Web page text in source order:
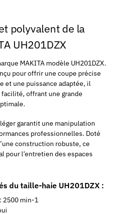
polyvalent de la
UH201DZX
MAKITA modèle UH201DZX.
pour offrir une coupe précise
et une puissance adaptée, il
offrant une grande
garantit une manipulation
professionnelles. Doté
construction robuste, ce
pour l’entretien des espaces
du taille-haie UH201DZX :
2500 min-1